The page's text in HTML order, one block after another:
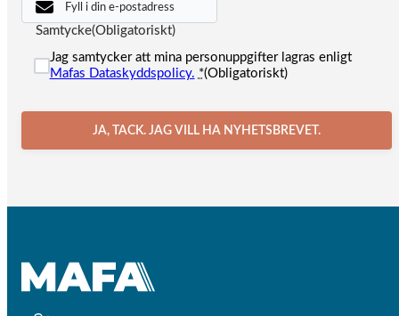
Samtycke(Obligatoriskt)
Jag samtycker att mina personuppgifter lagras enligt
Mafas Dataskyddspolicy. *(Obligatoriskt)
JA, TACK. JAG VILL HA NYHETSBREVET.